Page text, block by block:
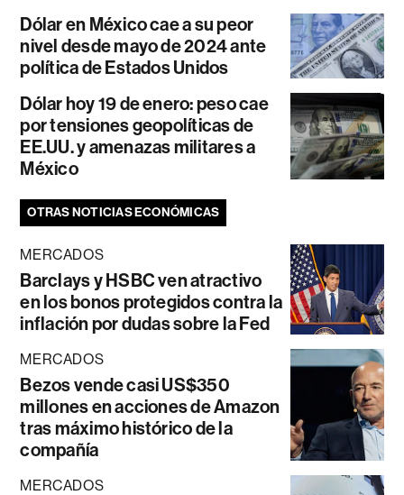
Dólar en México cae a su peor
nivel desde mayo de 2024 ante
política de Estados Unidos
Dólar hoy 19 de enero: peso cae
por tensiones geopolíticas de
EE.UU. y amenazas militares a
México
OTRAS NOTICIAS ECONÓMICAS
MERCADOS
Barclays y HSBC ven atractivo
en los bonos protegidos contra la
inflación por dudas sobre la Fed
MERCADOS
Bezos vende casi US$350
millones en acciones de Amazon
tras máximo histórico de la
compañía
MERCADOS